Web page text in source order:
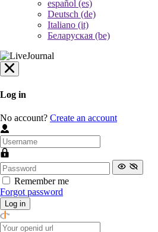
español (es)
Deutsch (de)
Italiano (it)
Беларуская (be)
Log in
No account? Create an account
Remember me
Forgot password
Log in